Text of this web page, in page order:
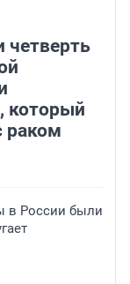
который
раком
в России были